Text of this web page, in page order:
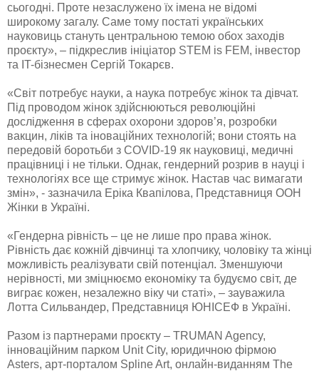
сьогодні. Проте незаслужено їх імена не відомі
широкому загалу. Саме тому постаті українських
науковиць стануть центральною темою обох заходів
проєкту», – підкреслив ініціатор STEM is FEM, інвестор
та IT-бізнесмен Сергій Токарєв.
«Світ потребує науки, а наука потребує жінок та дівчат.
Під проводом жінок здійснюються революційні
дослідження в сферах охорони здоров’я, розробки
вакцин, ліків та іноваційних технологій; вони стоять на
передовій боротьби з COVID-19 як науковиці, медичні
працівниці і не тільки. Однак, гендерний розрив в науці і
технологіях все ще стримує жінок. Настав час вимагати
змін», - зазначила Еріка Квапілова, Представниця ООН
Жінки в Україні.
«Гендерна рівність – це не лише про права жінок.
Рівність дає кожній дівчинці та хлопчику, чоловіку та жінці
можливість реалізувати свій потенціал. Зменшуючи
нерівності, ми зміцнюємо економіку та будуємо світ, де
виграє кожен, незалежно віку чи статі», – зауважила
Лотта Сильвандер, Представниця ЮНІСЕФ в Україні.
Разом із партнерами проєкту – TRUMAN Agency,
інноваційним парком Unit City, юридичною фірмою
Asters, арт-порталом Spline Art, онлайн-виданням The